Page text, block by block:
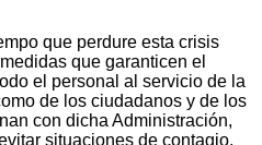
que perdure esta crisis
que garanticen el
el personal al servicio de la
de los ciudadanos y de los
con dicha Administración,
situaciones de contagio.